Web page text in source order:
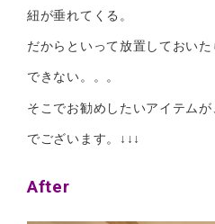
紐が垂れてくる。
だからといって放置しておい
できない。。。
そこでお勧めしたいアイテムが
でございます。↓↓↓
After